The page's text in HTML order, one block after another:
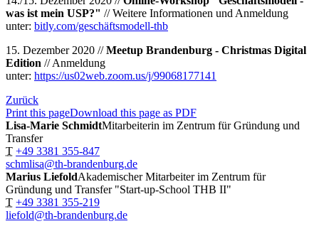
was ist mein USP?" // Weitere Informationen und Anmeldung
unter: bitly.com/geschäftsmodell-thb
15. Dezember 2020 //Meetup Brandenburg - Christmas Digital
Edition // Anmeldung
unter: https://us02web.zoom.us/j/99068177141
Zurück
Print this pageDownload this page as PDF
Lisa-Marie SchmidtMitarbeiterin im Zentrum für Gründung und
Transfer
T +49 3381 355-847
schmlisa@th-brandenburg.de
Marius LiefoldAkademischer Mitarbeiter im Zentrum für
Gründung und Transfer "Start-up-School THB II"
T +49 3381 355-219
liefold@th-brandenburg.de